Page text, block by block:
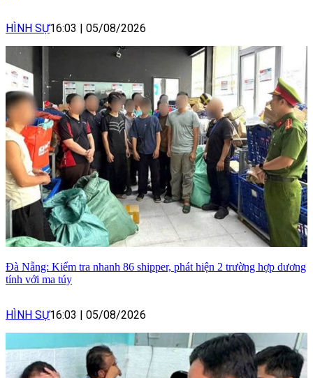
HÌNH SỰ16:03 | 05/08/2026
Đà Nẵng: Kiểm tra nhanh 86 shipper, phát hiện 2 trường hợp dương
tính với ma túy
HÌNH SỰ16:03 | 05/08/2026